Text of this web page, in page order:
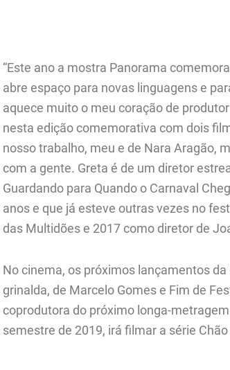
“Este ano a mostra Panorama
abre espaço para novas linguagens e
aquece muito o meu coração de
nesta edição comemorativa com dois
nosso trabalho, meu e de Nara Aragão,
com a gente. Greta é de um diretor
Guardando para Quando o Carnaval
anos e que já esteve outras vezes no
das Multidões e 2017 como diretor de
No cinema, os próximos lançamentos
grinalda, de Marcelo Gomes e Fim de
coprodutora do próximo longa-
semestre de 2019, irá filmar a série